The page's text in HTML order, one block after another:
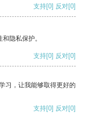
支持[0] 反对[0]
隐私保护。
支持[0] 反对[0]
习，让我能够取得更好的
支持[0] 反对[0]